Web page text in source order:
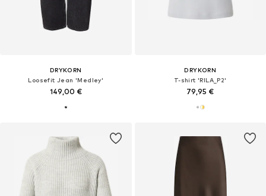
DRYKORN
Loosefit Jean 'Medley'
149,00 €
DRYKORN
T-shirt 'RILA_P2'
79,95 €